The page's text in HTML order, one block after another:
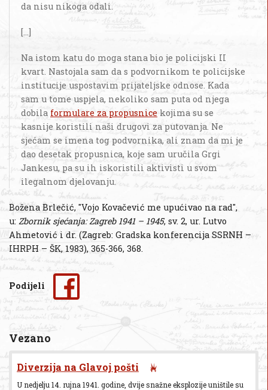
da nisu nikoga odali.
[...]
Na istom katu do moga stana bio je policijski II
kvart. Nastojala sam da s podvornikom te policijske
institucije uspostavim prijateljske odnose. Kada
sam u tome uspjela, nekoliko sam puta od njega
dobila formulare za propusnice kojima su se
kasnije koristili naši drugovi za putovanja. Ne
sjećam se imena tog podvornika, ali znam da mi je
dao desetak propusnica, koje sam uručila Grgi
Jankesu, pa su ih iskoristili aktivisti u svom
ilegalnom djelovanju.
Božena Brlečić, "Vojo Kovačević me upućivao na rad",
u: Zbornik sjećanja: Zagreb 1941 – 1945, sv. 2, ur. Lutvo
Ahmetović i dr. (Zagreb: Gradska konferencija SSRNH –
IHRPH – ŠK, 1983), 365-366, 368.
Podijeli
Vezano
Diverzija na Glavoj pošti
U nedjelju 14. rujna 1941. godine, dvije snažne eksplozije uništile su